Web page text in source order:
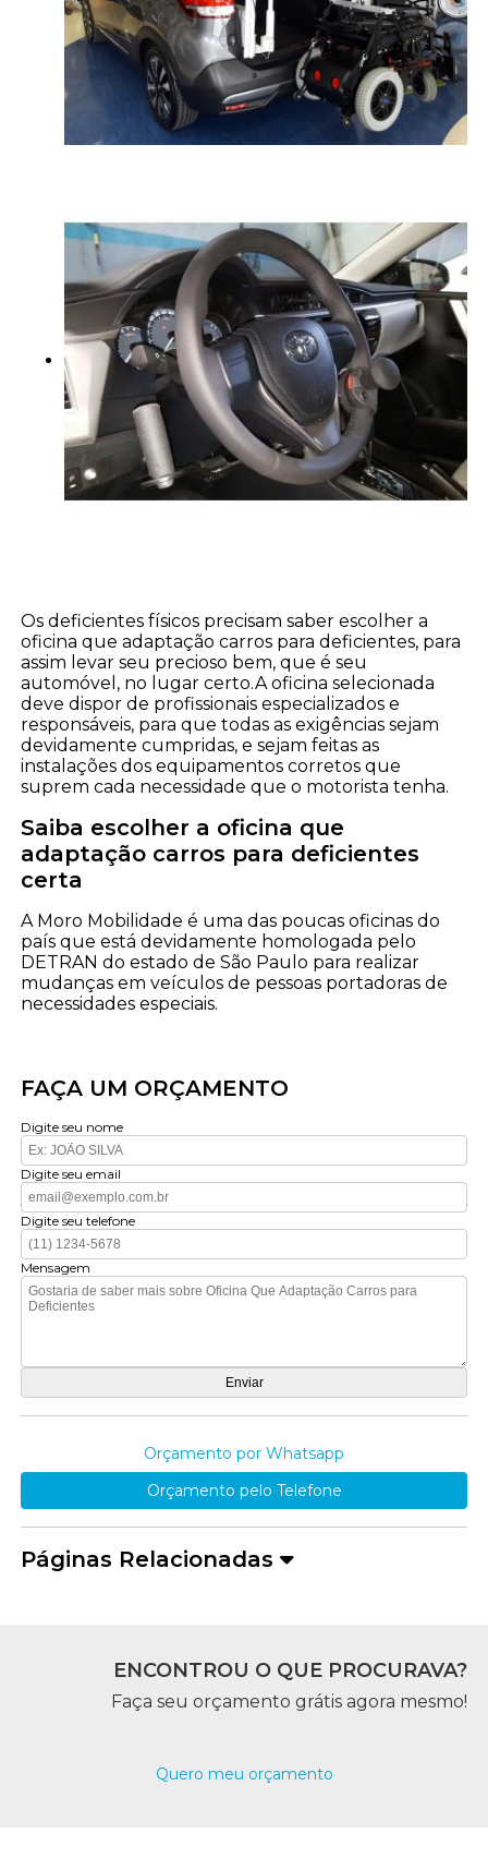
Os deficientes físicos precisam saber escolher a
oficina que adaptação carros para deficientes, para
assim levar seu precioso bem, que é seu
automóvel, no lugar certo.A oficina selecionada
deve dispor de profissionais especializados e
responsáveis, para que todas as exigências sejam
devidamente cumpridas, e sejam feitas as
instalações dos equipamentos corretos que
suprem cada necessidade que o motorista tenha.
Saiba escolher a oficina que
adaptação carros para deficientes
certa
A Moro Mobilidade é uma das poucas oficinas do
país que está devidamente homologada pelo
DETRAN do estado de São Paulo para realizar
mudanças em veículos de pessoas portadoras de
necessidades especiais.
FAÇA UM ORÇAMENTO
Digite seu nome
Digite seu email
Digite seu telefone
Mensagem
Orçamento por Whatsapp
Orçamento pelo Telefone
Páginas Relacionadas
ENCONTROU O QUE PROCURAVA?
Faça seu orçamento grátis agora mesmo!
Quero meu orçamento